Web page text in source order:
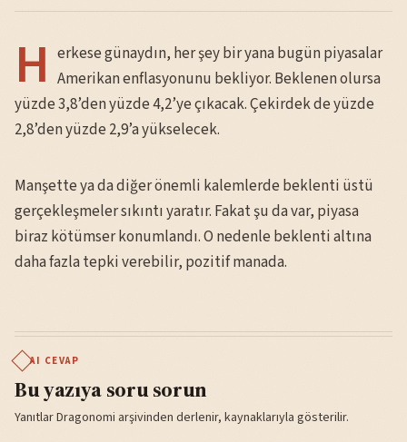
H erkese günaydın, her şey bir yana bugün piyasalar
Amerikan enflasyonunu bekliyor. Beklenen olursa
yüzde 3,8’den yüzde 4,2’ye çıkacak. Çekirdek de yüzde
2,8’den yüzde 2,9’a yükselecek.
Manşette ya da diğer önemli kalemlerde beklenti üstü
gerçekleşmeler sıkıntı yaratır. Fakat şu da var, piyasa
biraz kötümser konumlandı. O nedenle beklenti altına
daha fazla tepki verebilir, pozitif manada.
AI CEVAP
Bu yazıya soru sorun
Yanıtlar Dragonomi arşivinden derlenir, kaynaklarıyla gösterilir.